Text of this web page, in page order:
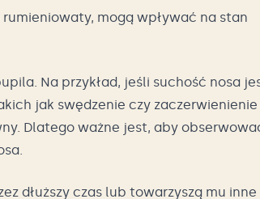
mogą wpływać na stan
Na przykład, jeśli suchość nosa
jak swędzenie czy zaczerwienienie
Dlatego ważne jest, aby
dłuższy czas lub towarzyszą mu inne